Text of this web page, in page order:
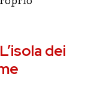
dei